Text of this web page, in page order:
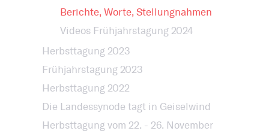
Berichte, Worte, Stellungnahmen
Videos Frühjahrstagung 2024
Herbsttagung 2023
Frühjahrstagung 2023
Herbsttagung 2022
Die Landessynode tagt in Geiselwind
Herbsttagung vom 22. - 26. November
Gegen Rechtsextremismus